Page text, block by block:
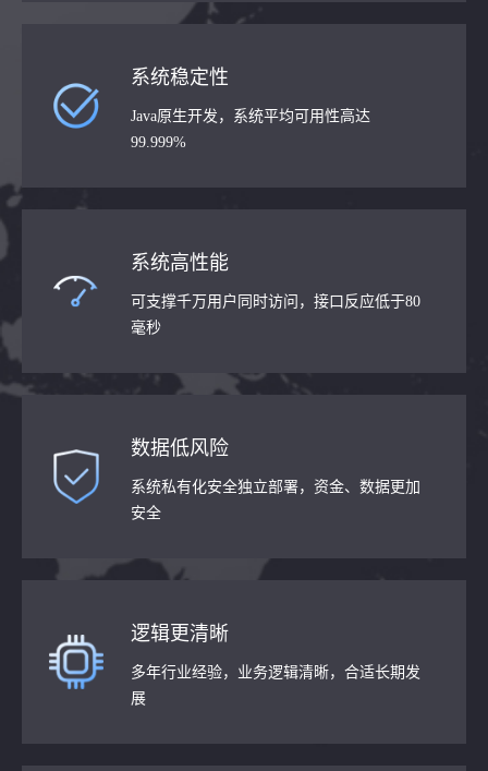
系统稳定性
Java原生开发，系统平均可用性高达
99.999%
系统高性能
可支撑千万用户同时访问，接口反应低于80
毫秒
数据低风险
系统私有化安全独立部署，资金、数据更加
安全
逻辑更清晰
多年行业经验，业务逻辑清晰，合适长期发
展